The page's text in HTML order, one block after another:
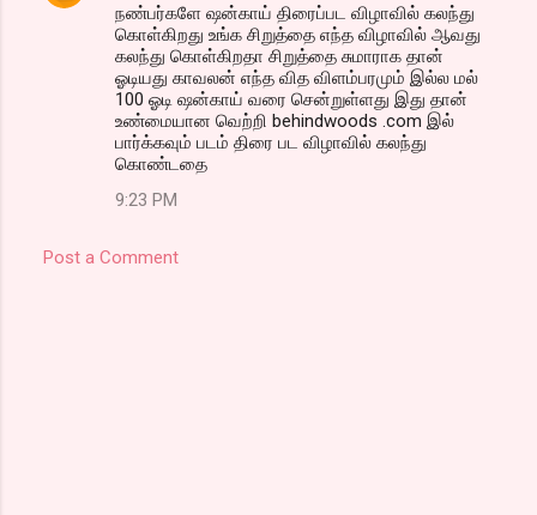
நண்பர்களே ஷன்காய் திரைப்பட விழாவில் கலந்து
கொள்கிறது உங்க சிறுத்தை எந்த விழாவில் ஆவது
கலந்து கொள்கிறதா சிறுத்தை சுமாராக தான்
ஓடியது காவலன் எந்த வித விளம்பரமும் இல்ல மல்
100 ஓடி ஷன்காய் வரை சென்றுள்ளது இது தான்
உண்மையான வெற்றி behindwoods .com இல்
பார்க்கவும் படம் திரை பட விழாவில் கலந்து
கொண்டதை
9:23 PM
Post a Comment